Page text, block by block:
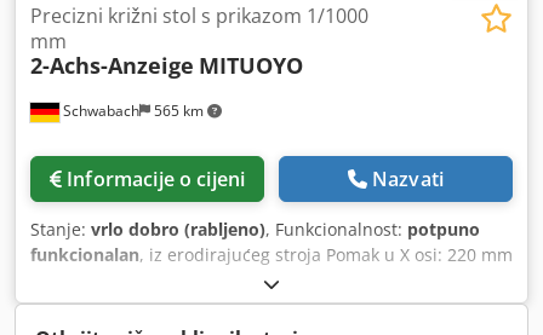
Schwabach 565 km
Precizni križni stol s prikazom 1/1000
mm
2-Achs-Anzeige MITUOYO
Informacije o cijeni Nazvati
Stanje: vrlo dobro (rabljeno), Funkcionalnost: potpuno
funkcionalan, iz erodirajućeg stroja Pomak u X osi: 220 mm
Pomak u Y osi: 160 mm Mitutoyo 2-osni digitalni prikaz s
točnošću prikaza od 1/1000 mm Dwjdpfxsznh E Is Amxoa .